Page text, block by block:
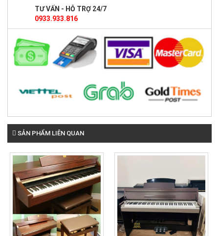
TƯ VẤN - HỖ TRỢ 24/7
0933.933.816
SẢN PHẨM LIÊN QUAN
69
12,000,000đ
Đàn còn mới 90/95%